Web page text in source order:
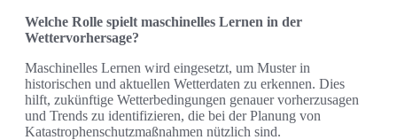
Welche Rolle spielt maschinelles Lernen in der
Wettervorhersage?
Maschinelles Lernen wird eingesetzt, um Muster in
historischen und aktuellen Wetterdaten zu erkennen. Dies
hilft, zukünftige Wetterbedingungen genauer vorherzusagen
und Trends zu identifizieren, die bei der Planung von
Katastrophenschutzmaßnahmen nützlich sind.